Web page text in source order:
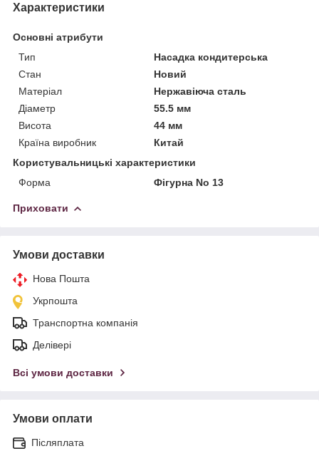
Характеристики
Основні атрибути
Тип
Насадка кондитерська
Стан
Новий
Матеріал
Нержавіюча сталь
Діаметр
55.5 мм
Висота
44 мм
Країна виробник
Китай
Користувальницькі характеристики
Форма
Фігурна No 13
Приховати
Умови доставки
Нова Пошта
Укрпошта
Транспортна компанія
Делівері
Всі умови доставки
Умови оплати
Післяплата